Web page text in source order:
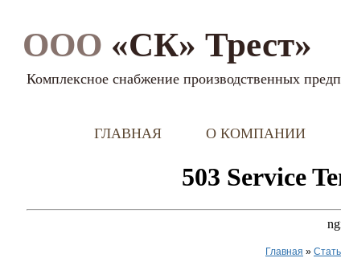
ООО «СК» Трест»
Комплексное снабжение производственных
ГЛАВНАЯ О КОМПАНИИ
Главная »